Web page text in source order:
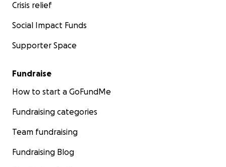
Crisis relief
Social Impact Funds
Supporter Space
Fundraise
How to start a GoFundMe
Fundraising categories
Team fundraising
Fundraising Blog